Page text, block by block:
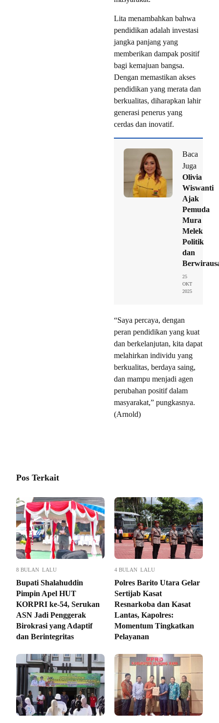
Lita menambahkan bahwa
pendidikan adalah investasi
jangka panjang yang
memberikan dampak positif
bagi kemajuan bangsa.
Dengan memastikan akses
pendidikan yang merata dan
berkualitas, diharapkan lahir
generasi penerus yang
cerdas dan inovatif.
Baca
Juga
Olivia
Wiswanti
Ajak
Pemuda
Mura
Melek
Politik
dan
25
OKT
2025
“Saya percaya, dengan
peran pendidikan yang kuat
dan berkelanjutan, kita dapat
melahirkan individu yang
berkualitas, berdaya saing,
dan mampu menjadi agen
perubahan positif dalam
masyarakat,” pungkasnya.
(Arnold)
Pos Terkait
8 BULAN LALU
Bupati Shalahuddin
Pimpin Apel HUT
KORPRI ke-54, Serukan
ASN Jadi Penggerak
Birokrasi yang Adaptif
dan Berintegritas
4 BULAN LALU
Polres Barito Utara Gelar
Sertijab Kasat
Resnarkoba dan Kasat
Lantas, Kapolres:
Momentum Tingkatkan
Pelayanan